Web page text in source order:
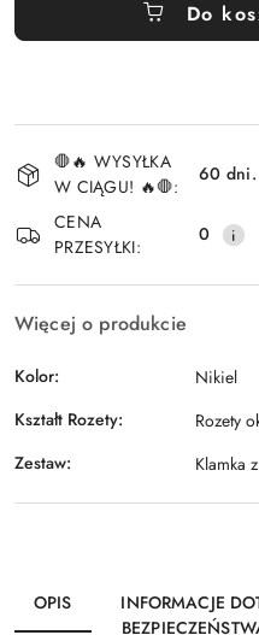
Do
Dostępność
i
dostawa
🛑🔥 WYSYŁKA
W CIĄGU! 🔥🛑:
60 dni.
CENA
PRZESYŁKI:
0
Więcej o produkcie
Kolor:
Nikiel
Kształt Rozety:
Rozety
Zestaw:
Klamka
OPIS
INFORMACJE